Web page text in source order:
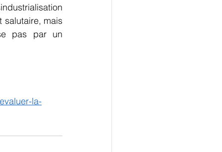
salutaire, mais
pas par un
la-